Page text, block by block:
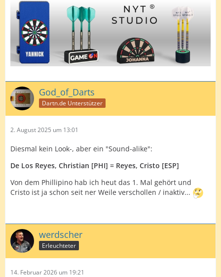
God_of_Darts
Dartn.de Unterstützer
2. August 2025 um 13:01
Diesmal kein Look-, aber ein "Sound-alike":
De Los Reyes, Christian [PHI] = Reyes, Cristo [ESP]
Von dem Phillipino hab ich heut das 1. Mal gehört und
Cristo ist ja schon seit ner Weile verschollen / inaktiv...
werdscher
Erleuchteter
14. Februar 2026 um 19:21